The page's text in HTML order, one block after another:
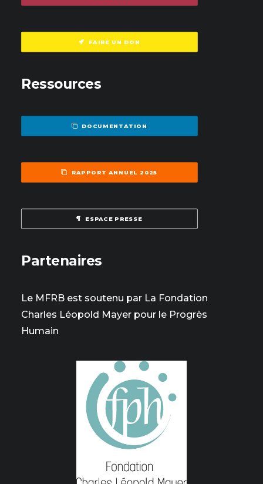
FAIRE UN DON
Ressources
DOCUMENTATION
RAPPORT ANNUEL 2025
ESPACE PRESSE
Partenaires
Le MFRB est soutenu par La Fondation
Charles Léopold Mayer pour le Progrès
Humain